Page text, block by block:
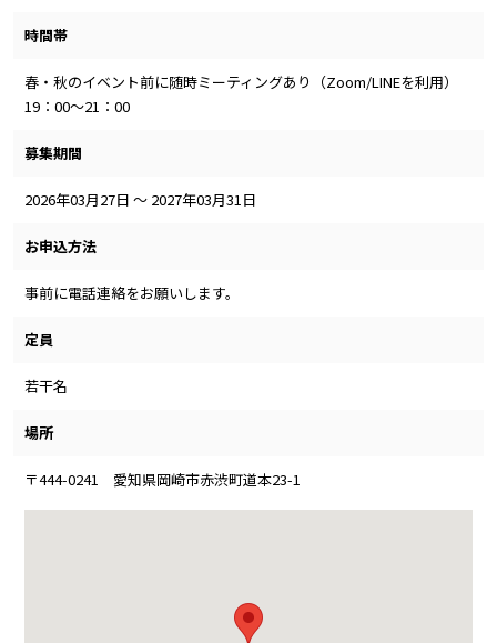
時間帯
春・秋のイベント前に随時ミーティングあり（Zoom/LINEを利用）
19：00～21：00
募集期間
2026年03月27日 ～ 2027年03月31日
お申込方法
事前に電話連絡をお願いします。
定員
若干名
場所
〒444-0241 愛知県岡崎市赤渋町道本23-1